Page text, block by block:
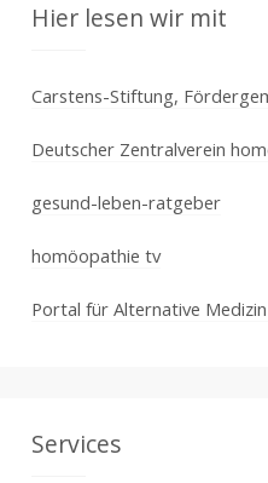
Hier lesen wir mit
Carstens-Stiftung,
Deutscher Zentralverein
gesund-leben-ratgeber
homöopathie tv
Portal für Alternative
Services